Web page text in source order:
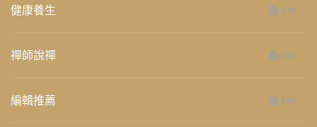
健康養生 276
禪師說禪 267
編輯推薦 236